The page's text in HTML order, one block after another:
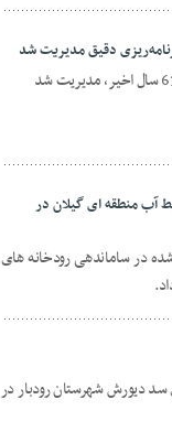
آب منطقه ای گیلان در
در ساماندهی رودخانه های
سد دیورش شهرستان رودبار در